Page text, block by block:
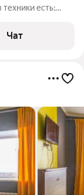
есть:
2 лифта - 1
Чат